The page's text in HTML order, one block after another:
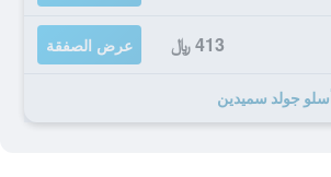
413 ﷼ عرض الصفقة